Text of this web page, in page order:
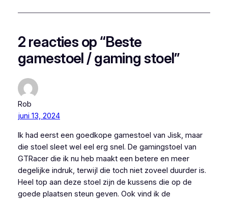
2 reacties op “Beste
gamestoel / gaming stoel”
Rob
juni 13, 2024
Ik had eerst een goedkope gamestoel van Jisk, maar
die stoel sleet wel eel erg snel. De gamingstoel van
GTRacer die ik nu heb maakt een betere en meer
degelijke indruk, terwijl die toch niet zoveel duurder is.
Heel top aan deze stoel zijn de kussens die op de
goede plaatsen steun geven. Ook vind ik de